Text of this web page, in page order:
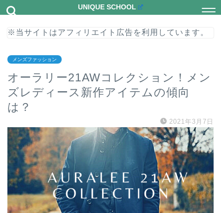
UNIQUE SCHOOL
※当サイトはアフィリエイト広告を利用しています。
メンズファッション
オーラリー21AWコレクション！メン
ズレディース新作アイテムの傾向
は？
2021年3月7日